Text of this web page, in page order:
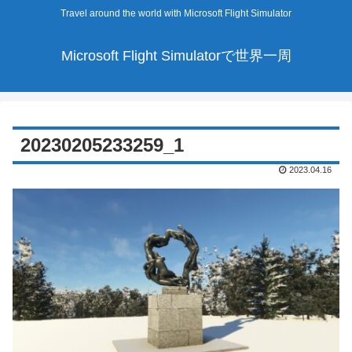
Travel around the world with Microsoft Flight Simulator
Microsoft Flight Simulatorで世界一周
20230205233259_1
2023.04.16